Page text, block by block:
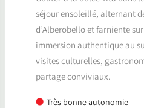
séjour ensoleillé, alternant
d’Alberobello et farniente
immersion authentique au
visites culturelles,
partage conviviaux.
Très bonne autonomie